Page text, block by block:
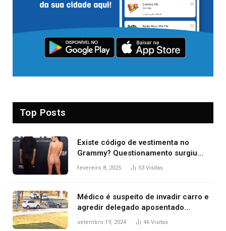
Top Posts
Existe código de vestimenta no
Grammy? Questionamento surgiu
após Bianca Censori, mulher de
fevereiro 8, 2025 53 Visitas
Médico é suspeito de invadir carro e
agredir delegado aposentado
durante confusão no trânsito
setembro 19, 2024 46 Visitas